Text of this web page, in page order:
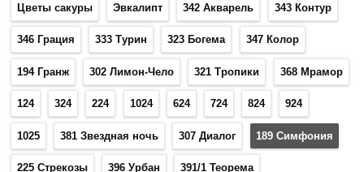
Цветы сакуры Эвкалипт 342 Акварель 343 Контур
346 Грация 333 Турин 323 Богема 347 Колор
194 Гранж 302 Лимон-Чело 321 Тропики 368 Мрамор
124 324 224 1024 624 724 824 924
1025 381 Звездная ночь 307 Диалог 189 Симфония
225 Стрекозы 396 Урбан 391/1 Теорема